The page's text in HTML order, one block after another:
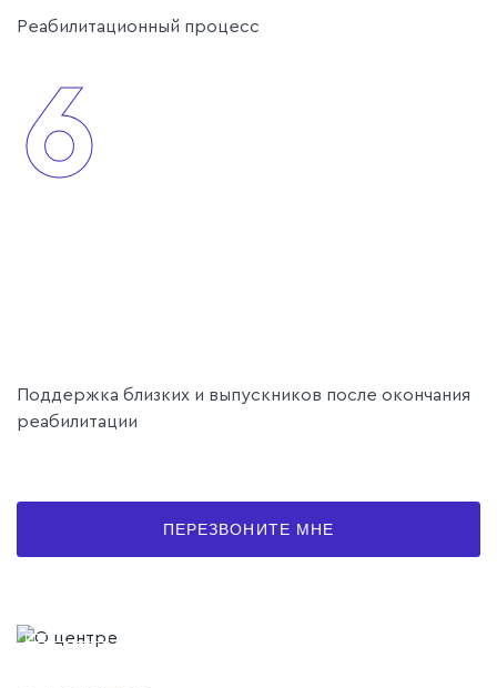
Реабилитационный процесс
6
Поддержка близких и выпускников после окончания
реабилитации
ПЕРЕЗВОНИТЕ МНЕ